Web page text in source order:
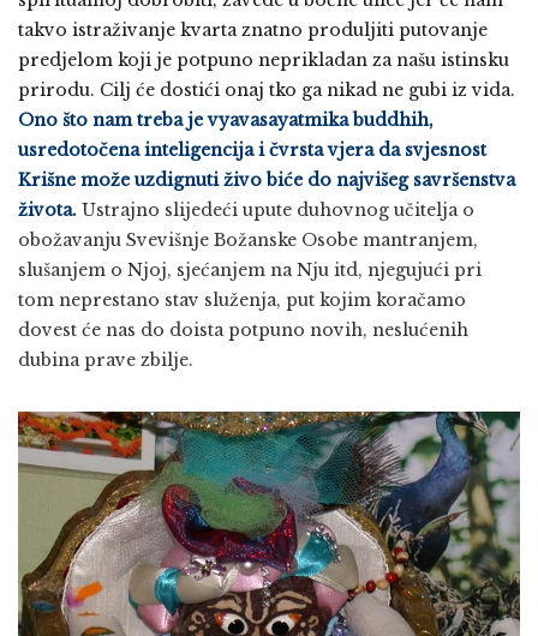
takvo istraživanje kvarta znatno produljiti putovanje
predjelom koji je potpuno neprikladan za našu istinsku
prirodu. Cilj će dostići onaj tko ga nikad ne gubi iz vida.
Ono što nam treba je vyavasayatmika buddhih,
usredotočena inteligencija i čvrsta vjera da svjesnost
Krišne može uzdignuti živo biće do najvišeg savršenstva
života. Ustrajno slijedeći upute duhovnog učitelja o
obožavanju Svevišnje Božanske Osobe mantranjem,
slušanjem o Njoj, sjećanjem na Nju itd, njegujući pri
tom neprestano stav služenja, put kojim koračamo
dovest će nas do doista potpuno novih, neslućenih
dubina prave zbilje.